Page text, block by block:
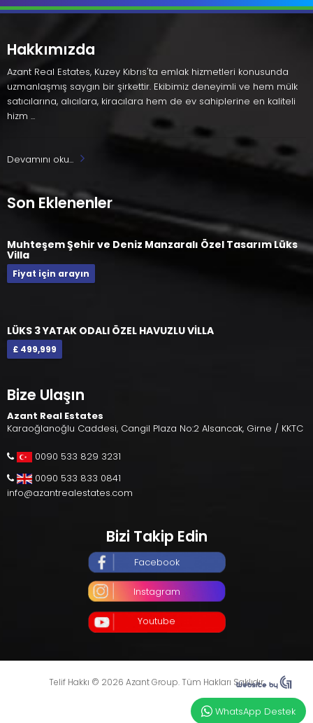
Hakkımızda
Azant Real Estates, Kuzey Kıbrıs'ta emlak hizmetleri konusunda
uzmanlaşmış saygın bir şirkettir. Ekibimiz deneyimli ve hem mülk
satıcılarına, alıcılara, kiracılara hem de ev sahiplerine en kaliteli
hizm ...
Devamını oku...
Son Eklenenler
Muhteşem Şehir ve Deniz Manzaralı Özel Tasarım Lüks
Villa
Fiyat için arayın
LÜKS 3 YATAK ODALI ÖZEL HAVUZLU VİLLA
£ 499,999
Bize Ulaşın
Azant Real Estates
Karaoğlanoğlu Caddesi, Cangil Plaza No:2 Alsancak, Girne / KKTC
0090 533 829 3231
0090 533 833 0841
info@azantrealestates.com
Bizi Takip Edin
Facebook
Instagram
Youtube
Telif Hakkı © 2026 Azant Group. Tüm Hakları Saklıdır.
WhatsApp Destek